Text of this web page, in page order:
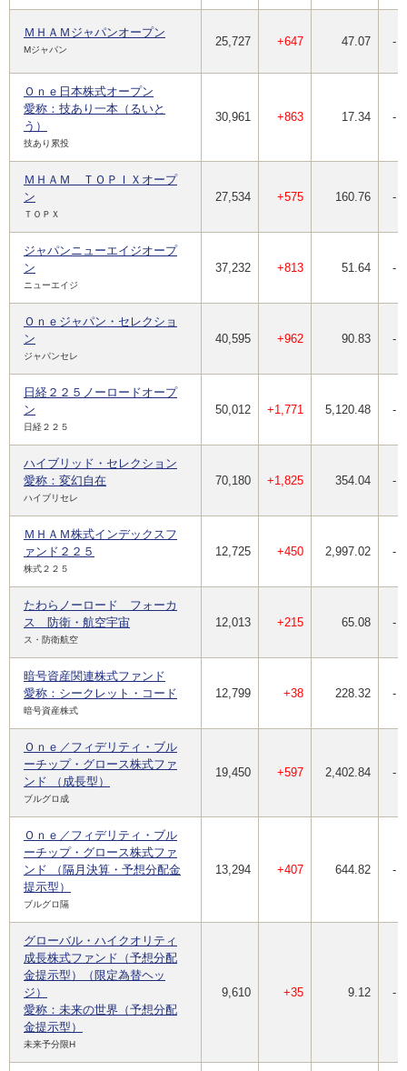
ＭＨＡＭジャパンオープン
Mジャパン
25,727 +647 47.07 -
Ｏｎｅ日本株式オープン
愛称：技あり一本（るいと
う）
技あり累投
30,961 +863 17.34 -
ＭＨＡＭ ＴＯＰＩＸオープ
ン
ＴＯＰＸ
27,534 +575 160.76 -
ジャパンニューエイジオープ
ン
ニューエイジ
37,232 +813 51.64 -
Ｏｎｅジャパン・セレクショ
ン
ジャパンセレ
40,595 +962 90.83 -
日経２２５ノーロードオープ
ン
日経２２５
50,012 +1,771 5,120.48 -
ハイブリッド・セレクション
愛称：変幻自在
ハイブリセレ
70,180 +1,825 354.04 -
ＭＨＡＭ株式インデックスフ
ァンド２２５
株式２２５
12,725 +450 2,997.02 -
たわらノーロード フォーカ
ス 防衛・航空宇宙
ス・防衛航空
12,013 +215 65.08 -
暗号資産関連株式ファンド
愛称：シークレット・コード
暗号資産株式
12,799 +38 228.32 -
Ｏｎｅ／フィデリティ・ブル
ーチップ・グロース株式ファ
ンド （成長型）
ブルグロ成
19,450 +597 2,402.84 -
Ｏｎｅ／フィデリティ・ブル
ーチップ・グロース株式ファ
ンド （隔月決算・予想分配金
提示型）
ブルグロ隔
13,294 +407 644.82 -
グローバル・ハイクオリティ
成長株式ファンド（予想分配
金提示型）（限定為替ヘッ
ジ）
愛称：未来の世界（予想分配
金提示型）
未来予分限H
9,610 +35 9.12 -